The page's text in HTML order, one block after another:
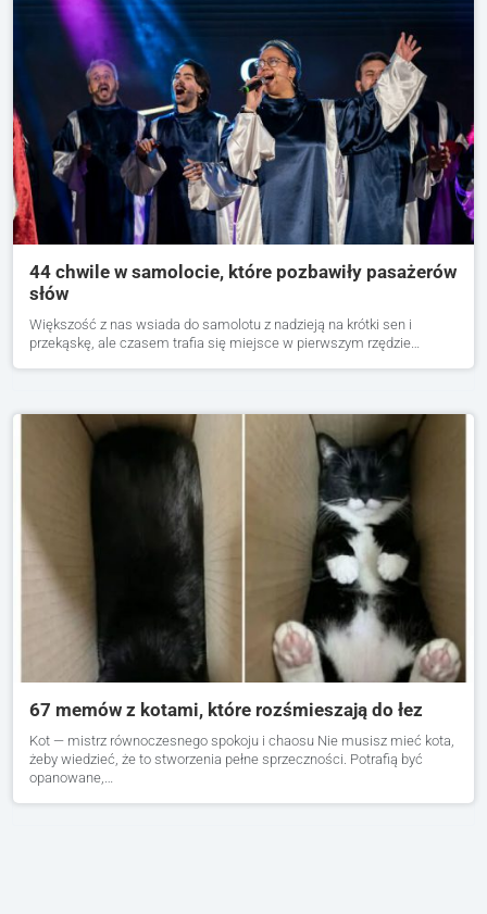
44 chwile w samolocie, które pozbawiły pasażerów
słów
Większość z nas wsiada do samolotu z nadzieją na krótki sen i
przekąskę, ale czasem trafia się miejsce w pierwszym rzędzie…
67 memów z kotami, które rozśmieszają do łez
Kot — mistrz równoczesnego spokoju i chaosu Nie musisz mieć kota,
żeby wiedzieć, że to stworzenia pełne sprzeczności. Potrafią być
opanowane,…